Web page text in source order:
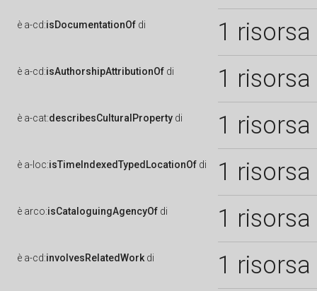
è a-cd:isDocumentationOf di 1 risorsa
è a-cd:isAuthorshipAttributionOf di 1 risorsa
è a-cat:describesCulturalProperty di 1 risorsa
è a-loc:isTimeIndexedTypedLocationOf di 1 risorsa
è arco:isCataloguingAgencyOf di 1 risorsa
è a-cd:involvesRelatedWork di 1 risorsa